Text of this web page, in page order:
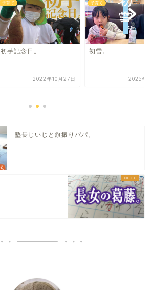
子育て
初芋記念日。
2022年10月27日
子育て
初雪。
2025年1
塾長じいじと旗振りパパ。